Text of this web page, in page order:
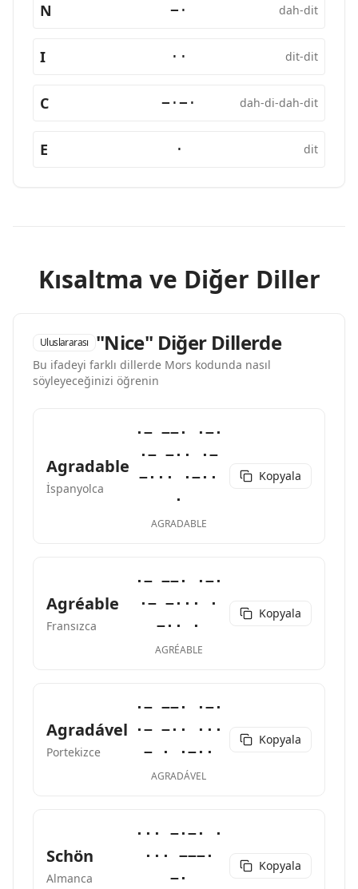
N −· dah-dit
I ·· dit-dit
C −·−· dah-di-dah-dit
E · dit
Kısaltma ve Diğer Diller
Uluslararası "Nice" Diğer Dillerde
Bu ifadeyi farklı dillerde Mors kodunda nasıl
söyleyeceğinizi öğrenin
Agradable
İspanyolca
·− −−· ·−·
·− −·· ·−
−··· ·−··
·
AGRADABLE
Kopyala
Agréable
Fransızca
·− −−· ·−·
·− −··· ·
−·· ·
AGRÉABLE
Kopyala
Agradável
Portekizce
·− −−· ·−·
·− −·· ···
− · ·−··
AGRADÁVEL
Kopyala
Schön
Almanca
··· −·−· ·
··· −−−·
−·
Kopyala